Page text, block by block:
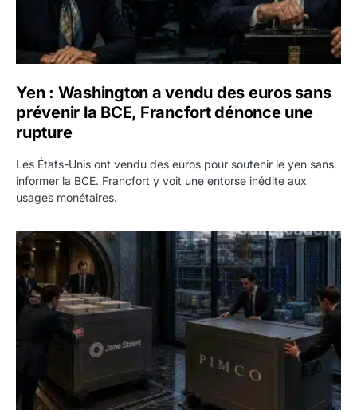
Yen : Washington a vendu des euros sans
prévenir la BCE, Francfort dénonce une
rupture
Les États-Unis ont vendu des euros pour soutenir le yen sans
informer la BCE. Francfort y voit une entorse inédite aux
usages monétaires.
Jane Street négocie le transfert de 11 milliards de